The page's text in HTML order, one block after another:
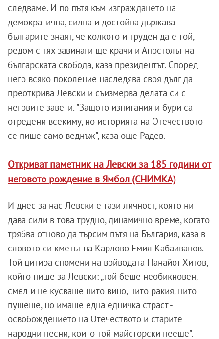
следваме. И по пътя към изграждането на
демократична, силна и достойна държава
българите знаят, че колкото и труден да е той,
редом с тях завинаги ще крачи и Апостолът на
българската свобода, каза президентът. Според
него всяко поколение наследява своя дълг да
преоткрива Левски и съизмерва делата си с
неговите завети. "Защото изпитания и бури са
отредени всекиму, но историята на Отечеството
се пише само веднъж", каза още Радев.
Откриват паметник на Левски за 185 години от
неговото рождение в Ямбол (СНИМКА)
И днес за нас Левски е тази личност, която ни
дава сили в това трудно, динамично време, когато
трябва отново да търсим пътя на България, каза в
словото си кметът на Карлово Емил Кабаиванов.
Той цитира спомени на войводата Панайот Хитов,
който пише за Левски: „той беше необикновен,
смел и не кусваше нито вино, нито ракия, нито
пушеше, но имаше една едничка страст -
освобождението на Отечеството и старите
народни песни, които той майсторски пееше".